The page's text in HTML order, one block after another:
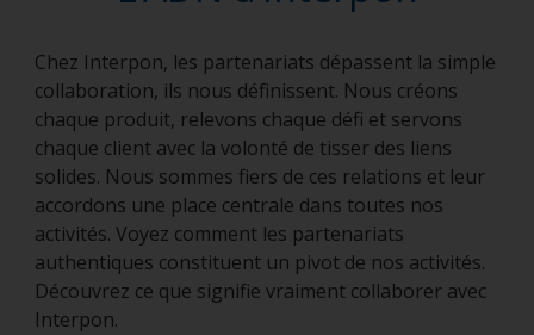
Chez Interpon, les partenariats dépassent la simple
collaboration, ils nous définissent. Nous créons
chaque produit, relevons chaque défi et servons
chaque client avec la volonté de tisser des liens
solides. Nous sommes fiers de ces relations et leur
accordons une place centrale dans toutes nos
activités. Voyez comment les partenariats
authentiques constituent un pivot de nos activités.
Découvrez ce que signifie vraiment collaborer avec
Interpon.